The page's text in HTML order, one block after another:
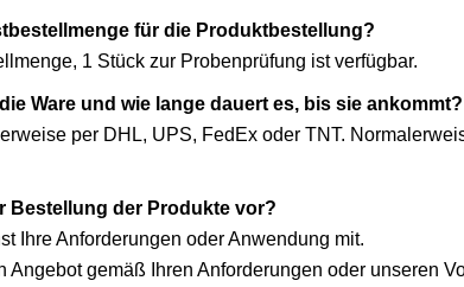
für die Produktbestellung?
1 Stück zur Probenprüfung ist verfügbar.
Ware und wie lange dauert es, bis sie ankommt?
per DHL, UPS, FedEx oder TNT.
Bestellung der Produkte vor?
Ihre Anforderungen oder Anwendung mit.
Angebot gemäß Ihren Anforderungen oder unseren